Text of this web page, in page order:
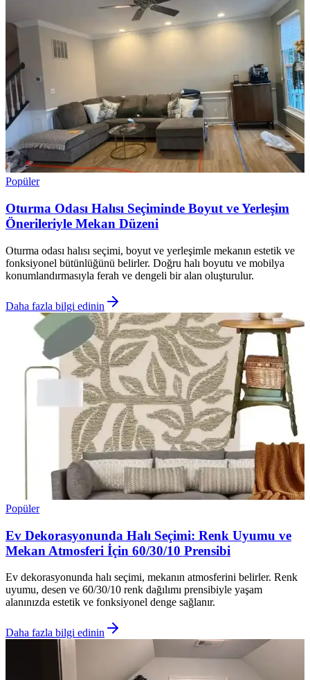
Popüler
Oturma Odası Halısı Seçiminde Boyut ve Yerleşim
Önerileriyle Mekan Düzeni
Oturma odası halısı seçimi, boyut ve yerleşimle mekanın estetik ve
fonksiyonel bütünlüğünü belirler. Doğru halı boyutu ve mobilya
konumlandırmasıyla ferah ve dengeli bir alan oluşturulur.
Daha fazla bilgi edinin
Popüler
Ev Dekorasyonunda Halı Seçimi: Renk Uyumu ve
Mekan Atmosferi İçin 60/30/10 Prensibi
Ev dekorasyonunda halı seçimi, mekanın atmosferini belirler. Renk
uyumu, desen ve 60/30/10 renk dağılımı prensibiyle yaşam
alanınızda estetik ve fonksiyonel denge sağlanır.
Daha fazla bilgi edinin